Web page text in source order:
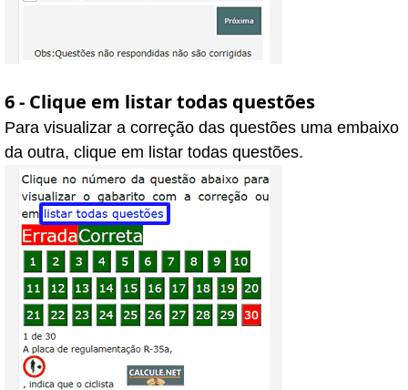
6 - Clique em listar todas questões
Para visualizar a correção das questões uma embaixo
da outra, clique em listar todas questões.